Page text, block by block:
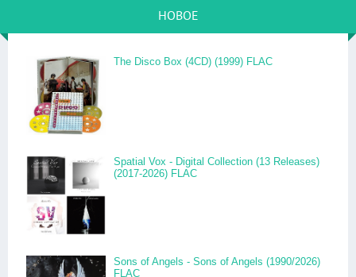
НОВОЕ
The Disco Box (4CD) (1999) FLAC
Spatial Vox - Digital Collection (13 Releases)
(2017-2026) FLAC
Sons of Angels - Sons of Angels (1990/2026)
FLAC